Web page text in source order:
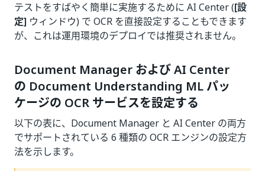
テストをすばやく簡単に実施するために AI Center ([設
定] ウィンドウ) で OCR を直接設定することもできます
が、これは運用環境のデプロイでは推奨されません。
Document Manager および AI Center
の Document Understanding ML パッ
ケージの OCR サービスを設定する
以下の表に、Document Manager と AI Center の両方
でサポートされている 6 種類の OCR エンジンの設定方
法を示します。